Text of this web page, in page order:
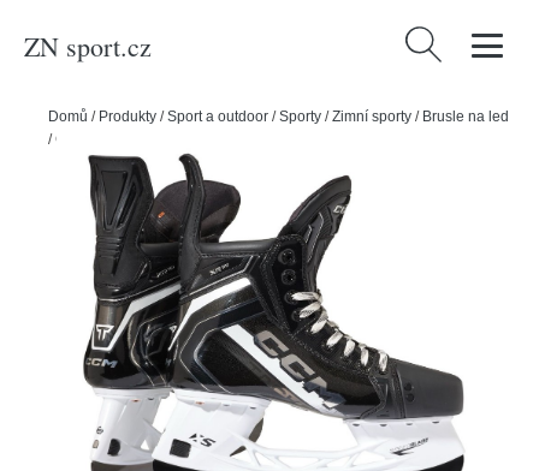
ZN sport.cz Vyhledávání
Domů / Produkty /Sport a outdoor /Sporty /Zimní sporty / Brusle na led
/CCM Brusle CCM Tacks XR90 JR, Junior, 1.0, 33.5, R